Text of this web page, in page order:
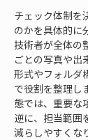
チェック体制を
のかを具体的に
技術者が全体の
ごとの写真や出
形式やフォルダ
で役割を整理し
態では、重要な
逆に、担当範囲
減らしやすくな